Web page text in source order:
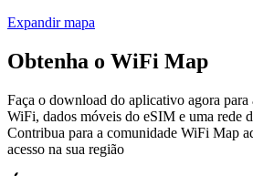
Expandir mapa
Obtenha o WiFi Map
Faça o download do aplicativo agora para
WiFi, dados móveis do eSIM e uma rede
Contribua para a comunidade WiFi Map
acesso na sua região